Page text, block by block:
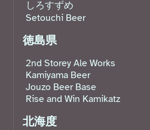
しろすずめ
Setouchi Beer
徳島県
2nd Storey Ale Works
Kamiyama Beer
Jouzo Beer Base
Rise and Win Kamikatz
北海度